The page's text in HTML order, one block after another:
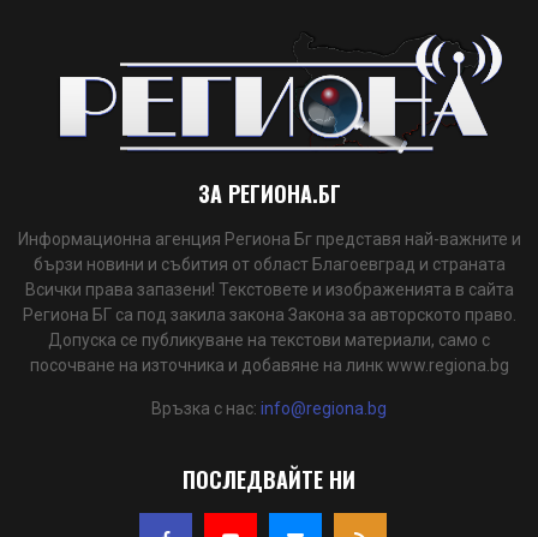
ЗА РЕГИОНА.БГ
Информационна агенция Региона Бг представя най-важните и
бързи новини и събития от област Благоевград и страната
Всички права запазени! Текстовете и изображенията в сайта
Региона БГ са под закила закона Закона за авторското право.
Допуска се публикуване на текстови материали, само с
посочване на източника и добавяне на линк www.regiona.bg
Връзка с нас: info@regiona.bg
ПОСЛЕДВАЙТЕ НИ